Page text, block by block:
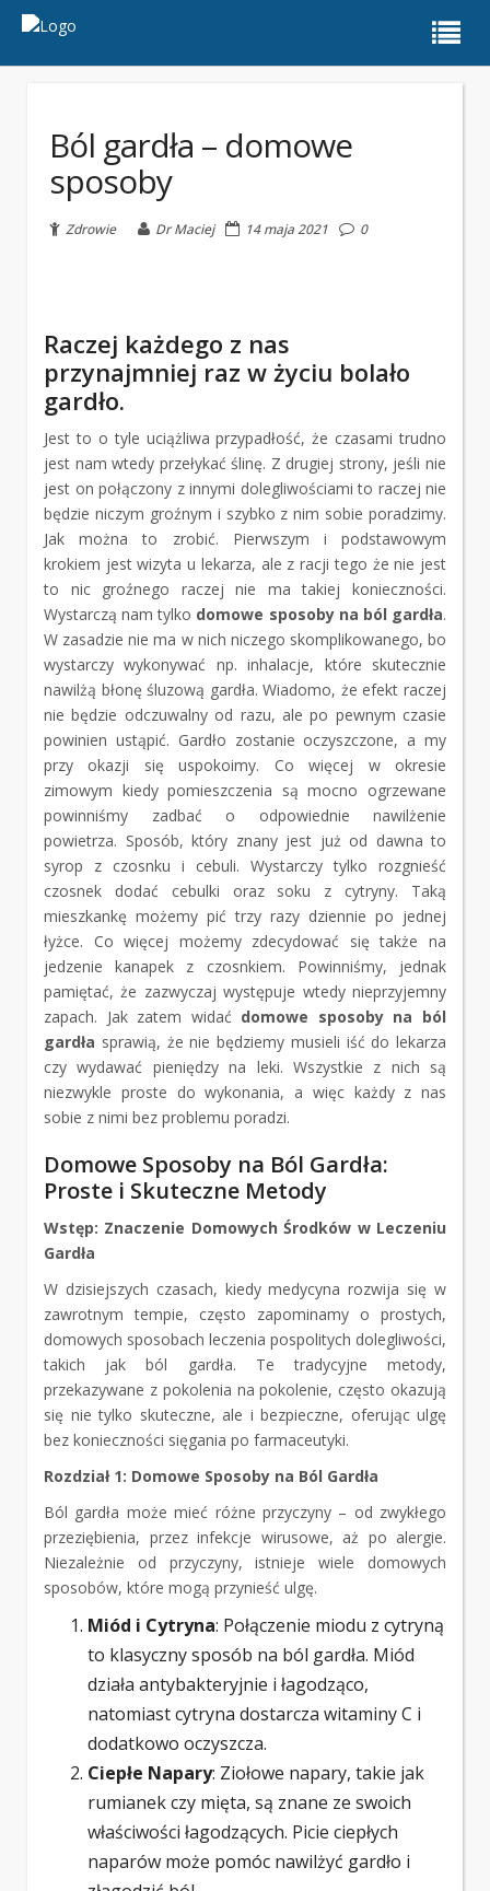
Ból gardła – domowe
sposoby
Zdrowie Dr Maciej 14 maja 2021 0
Raczej każdego z nas
przynajmniej raz w życiu bolało
gardło.
Jest to o tyle uciążliwa przypadłość, że czasami trudno
jest nam wtedy przełykać ślinę. Z drugiej strony, jeśli nie
jest on połączony z innymi dolegliwościami to raczej nie
będzie niczym groźnym i szybko z nim sobie poradzimy.
Jak można to zrobić. Pierwszym i podstawowym
krokiem jest wizyta u lekarza, ale z racji tego że nie jest
to nic groźnego raczej nie ma takiej konieczności.
Wystarczą nam tylko domowe sposoby na ból gardła.
W zasadzie nie ma w nich niczego skomplikowanego, bo
wystarczy wykonywać np. inhalacje, które skutecznie
nawilżą błonę śluzową gardła. Wiadomo, że efekt raczej
nie będzie odczuwalny od razu, ale po pewnym czasie
powinien ustąpić. Gardło zostanie oczyszczone, a my
przy okazji się uspokoimy. Co więcej w okresie
zimowym kiedy pomieszczenia są mocno ogrzewane
powinniśmy zadbać o odpowiednie nawilżenie
powietrza. Sposób, który znany jest już od dawna to
syrop z czosnku i cebuli. Wystarczy tylko rozgnieść
czosnek dodać cebulki oraz soku z cytryny. Taką
mieszkankę możemy pić trzy razy dziennie po jednej
łyżce. Co więcej możemy zdecydować się także na
jedzenie kanapek z czosnkiem. Powinniśmy, jednak
pamiętać, że zazwyczaj występuje wtedy nieprzyjemny
zapach. Jak zatem widać domowe sposoby na ból
gardła sprawią, że nie będziemy musieli iść do lekarza
czy wydawać pieniędzy na leki. Wszystkie z nich są
niezwykle proste do wykonania, a więc każdy z nas
sobie z nimi bez problemu poradzi.
Domowe Sposoby na Ból Gardła:
Proste i Skuteczne Metody
Wstęp: Znaczenie Domowych Środków w Leczeniu
Gardła
W dzisiejszych czasach, kiedy medycyna rozwija się w
zawrotnym tempie, często zapominamy o prostych,
domowych sposobach leczenia pospolitych dolegliwości,
takich jak ból gardła. Te tradycyjne metody,
przekazywane z pokolenia na pokolenie, często okazują
się nie tylko skuteczne, ale i bezpieczne, oferując ulgę
bez konieczności sięgania po farmaceutyki.
Rozdział 1: Domowe Sposoby na Ból Gardła
Ból gardła może mieć różne przyczyny – od zwykłego
przeziębienia, przez infekcje wirusowe, aż po alergie.
Niezależnie od przyczyny, istnieje wiele domowych
sposobów, które mogą przynieść ulgę.
Miód i Cytryna: Połączenie miodu z cytryną
to klasyczny sposób na ból gardła. Miód
działa antybakteryjnie i łagodząco,
natomiast cytryna dostarcza witaminy C i
dodatkowo oczyszcza.
Ciepłe Napary: Ziołowe napary, takie jak
rumianek czy mięta, są znane ze swoich
właściwości łagodzących. Picie ciepłych
naparów może pomóc nawilżyć gardło i